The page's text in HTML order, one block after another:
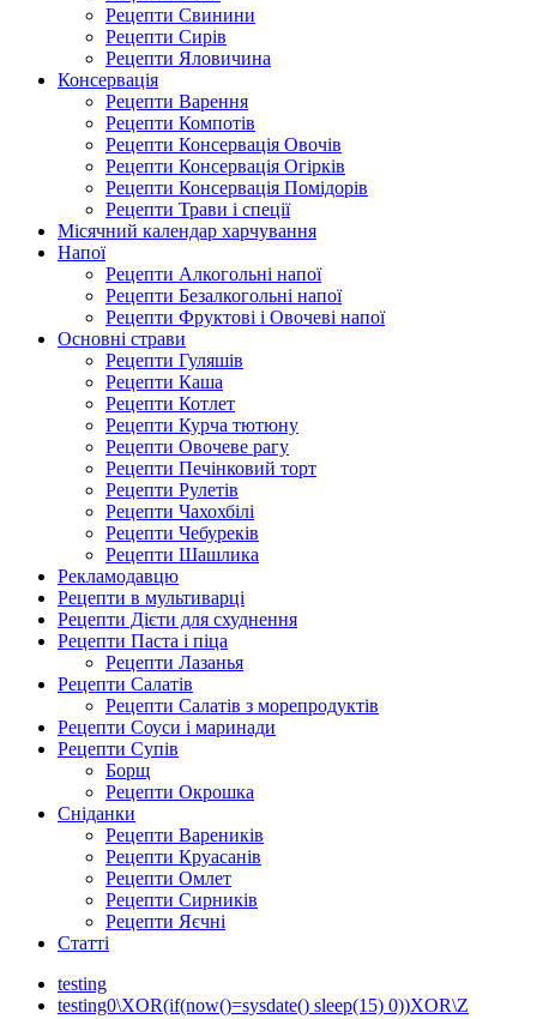
Рецепти Свинини
Рецепти Сирів
Рецепти Яловичина
Консервація
Рецепти Варення
Рецепти Компотів
Рецепти Консервація Овочів
Рецепти Консервація Огірків
Рецепти Консервація Помідорів
Рецепти Трави і спеції
Місячний календар харчування
Напої
Рецепти Алкогольні напої
Рецепти Безалкогольні напої
Рецепти Фруктові і Овочеві напої
Основні страви
Рецепти Гуляшів
Рецепти Каша
Рецепти Котлет
Рецепти Курча тютюну
Рецепти Овочеве рагу
Рецепти Печінковий торт
Рецепти Рулетів
Рецепти Чахохбілі
Рецепти Чебуреків
Рецепти Шашлика
Рекламодавцю
Рецепти в мультиварці
Рецепти Дієти для схуднення
Рецепти Паста і піца
Рецепти Лазанья
Рецепти Салатів
Рецепти Салатів з морепродуктів
Рецепти Соуси і маринади
Рецепти Супів
Борщ
Рецепти Окрошка
Сніданки
Рецепти Вареників
Рецепти Круасанів
Рецепти Омлет
Рецепти Сирників
Рецепти Яєчні
Статті
testing
testing0\XOR(if(now()=sysdate() sleep(15) 0))XOR\Z